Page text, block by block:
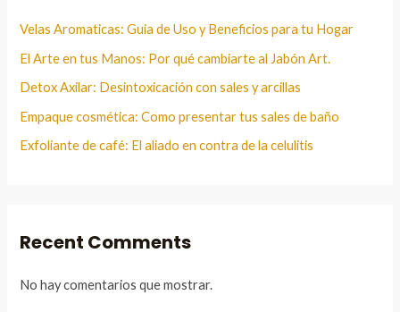
Velas Aromaticas: Guia de Uso y Beneficios para tu Hogar
El Arte en tus Manos: Por qué cambiarte al Jabón Art.
Detox Axilar: Desintoxicación con sales y arcillas
Empaque cosmética: Como presentar tus sales de baño
Exfoliante de café: El aliado en contra de la celulitis
Recent Comments
No hay comentarios que mostrar.